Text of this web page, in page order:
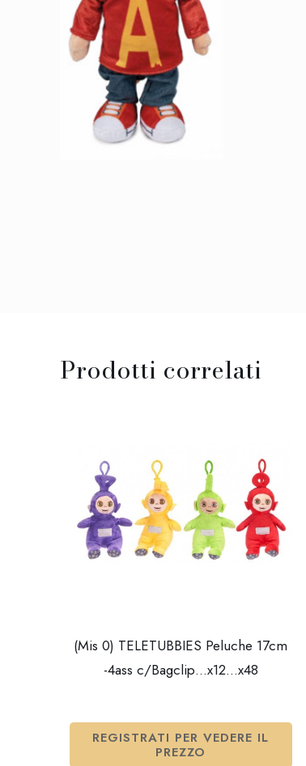
Prodotti correlati
(Mis 0) TELETUBBIES Peluche 17cm
-4ass c/Bagclip…x12…x48
REGISTRATI PER VEDERE IL
PREZZO